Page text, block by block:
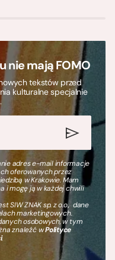
nie mają FOMO
tekstów przed
kulturalne specjalnie
adres e-mail informacje
oferowanych przez
w Krakowie. Mam
i mogę ją w każdej chwili
SIW ZNAK sp. z o.o., dane
marketingowych.
osobowych, w tym
znaleźć wPolityce
.